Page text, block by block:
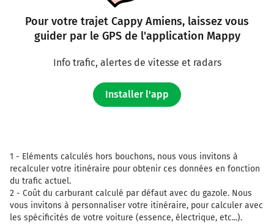
Pour votre trajet Cappy Amiens, laissez vous
guider par le GPS de l'application Mappy
Info trafic, alertes de vitesse et radars
Installer l'app
1 - Eléments calculés hors bouchons, nous vous invitons à
recalculer votre itinéraire pour obtenir ces données en fonction
du trafic actuel.
2 - Coût du carburant calculé par défaut avec du gazole. Nous
vous invitons à personnaliser votre itinéraire, pour calculer avec
les spécificités de votre voiture (essence, électrique, etc...).